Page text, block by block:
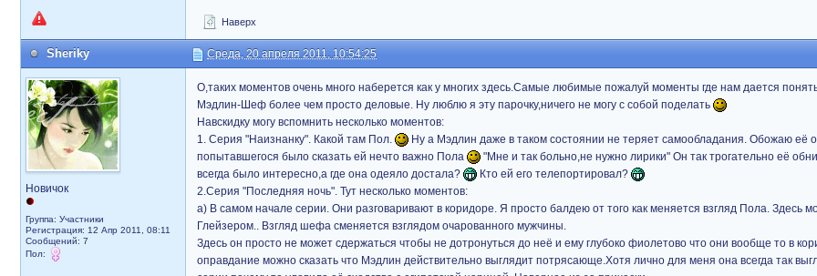
Наверх
Sheriky Среда, 20 апреля 2011, 10:54:25
Новичок
Группа: Участники
Регистрация: 12 Апр 2011, 08:11
Сообщений: 7
Пол:
О,таких моментов очень много наберется как у многих здесь.Самые любимые пожалуй моменты где нам дается
Мэдлин-Шеф более чем просто деловые. Ну люблю я эту парочку,ничего не могу с собой поделать
Навскидку могу вспомнить несколько моментов:
1. Серия "Наизнанку". Какой там Пол.
Ну а Мэдлин даже в таком состоянии не теряет самообладания. Обожаю её
попытавшегося было сказать ей нечто важно Пола
"Мне и так больно,не нужно лирики" Он так трогательно её
всегда было интересно,а где она одеяло достала?
Кто ей его телепортировал?
2.Серия "Последняя ночь". Тут несколько моментов:
а) В самом начале серии. Они разговаривают в коридоре. Я просто балдею от того как меняется взгляд Пола. Здесь
Глейзером.. Взгляд шефа сменяется взглядом очарованного мужчины.
Здесь он просто не может сдержаться чтобы не дотронуться до неё и ему глубоко фиолетово что они вообще то в
оправдание можно сказать что Мэдлин действительно выглядит потрясающе.Хотя лично для меня она всегда так